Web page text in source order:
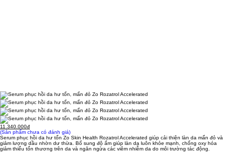
11.340.000đ
(Sản phẩm chưa có đánh giá)
Serum phục hồi da hư tổn Zo Skin Health Rozatrol Accelerated giúp cải thiện làn da mẩn đỏ và
giảm lượng dầu nhờn dư thừa. Bổ sung độ ẩm giúp làn da luôn khỏe mạnh, chống oxy hóa
giảm thiểu tổn thương trên da và ngăn ngừa các viêm nhiễm da do môi trường tác động.